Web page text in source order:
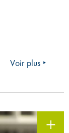
Voir plus ‣